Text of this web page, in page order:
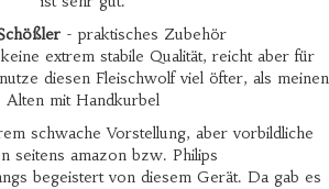
- praktisches Zubehör
extrem stabile Qualität, reicht aber für
diesen Fleischwolf viel öfter, als meinen
Alten mit Handkurbel
schwache Vorstellung, aber vorbildliche
seitens amazon bzw. Philips
begeistert von diesem Gerät. Da gab es